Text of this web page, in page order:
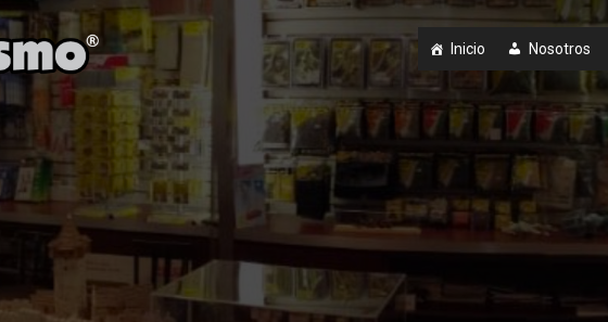
Inicio Nosotros